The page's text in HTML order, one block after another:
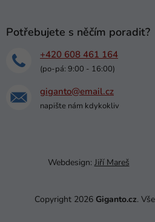
Potřebujete s něčím poradit?
+420 608 461 164
(po-pá: 9:00 - 16:00)
giganto@email.cz
napište nám kdykokliv
Webdesign: Jiří Mareš
Copyright 2026 Giganto.cz.